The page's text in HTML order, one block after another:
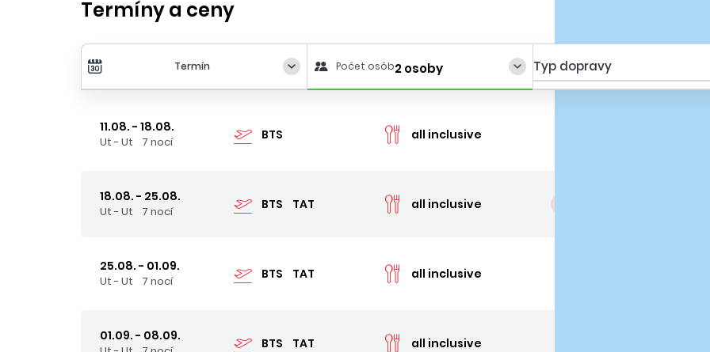
Termíny a ceny
Termín Počet osôb2 osoby Typ dopravy
11.08. - 18.08.
Ut - Ut 7 nocí BTS all inclusive
18.08. - 25.08.
Ut - Ut 7 nocí BTS TAT all inclusive
25.08. - 01.09.
Ut - Ut 7 nocí BTS TAT all inclusive
01.09. - 08.09. BTS TAT all inclusive